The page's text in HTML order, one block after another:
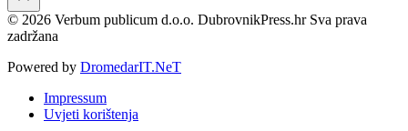
© 2026 Verbum publicum d.o.o. DubrovnikPress.hr Sva prava
zadržana
Powered by DromedarIT.NeT
Impressum
Uvjeti korištenja